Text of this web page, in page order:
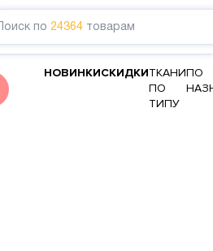
Поиск по 24364 товарам
НОВИНКИСКИДКИТКАНИ
ПО
ТИПУ
ПО